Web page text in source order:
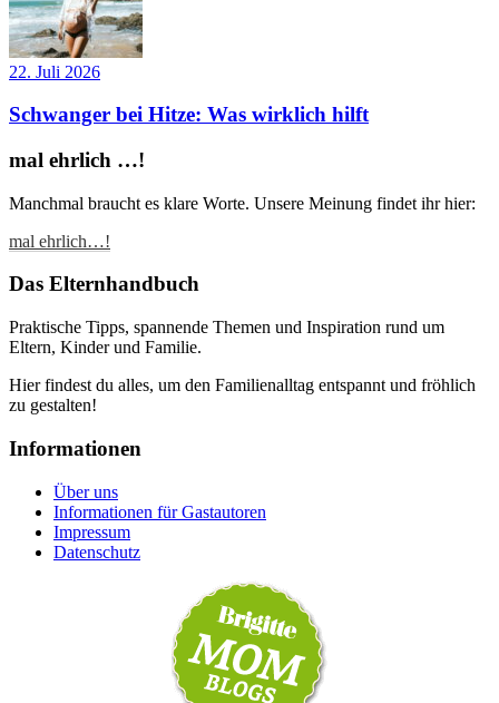
22. Juli 2026
Schwanger bei Hitze: Was wirklich hilft
mal ehrlich …!
Manchmal braucht es klare Worte. Unsere Meinung findet ihr hier:
mal ehrlich…!
Das Elternhandbuch
Praktische Tipps, spannende Themen und Inspiration rund um
Eltern, Kinder und Familie.
Hier findest du alles, um den Familienalltag entspannt und fröhlich
zu gestalten!
Informationen
Über uns
Informationen für Gastautoren
Impressum
Datenschutz